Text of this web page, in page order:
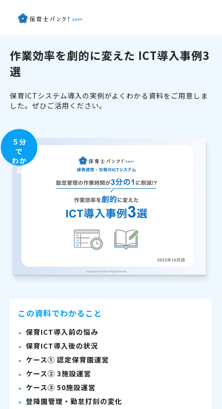
作業効率を劇的に変えた ICT導入事例3
選
保育ICTシステム導入の実例がよくわかる資料をご用意しま
した。ぜひご活用ください。
５分
で
わか
る
この資料でわかること
保育ICT導入前の悩み
保育ICT導入後の状況
ケース① 認定保育園運営
ケース② 3施設運営
ケース③ 50施設運営
登降園管理・勤怠打刻の変化